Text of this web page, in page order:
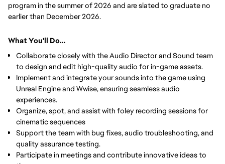
program in the summer of 2026 and are slated to graduate no
earlier than December 2026.
What You'll Do…
Collaborate closely with the Audio Director and Sound team
to design and edit high-quality audio for in-game assets.
Implement and integrate your sounds into the game using
Unreal Engine and Wwise, ensuring seamless audio
experiences.
Organize, spot, and assist with foley recording sessions for
cinematic sequences
Support the team with bug fixes, audio troubleshooting, and
quality assurance testing.
Participate in meetings and contribute innovative ideas to